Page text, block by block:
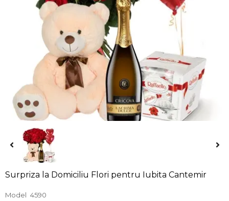
Surpriza la Domiciliu Flori pentru Iubita Cantemir
Model 4590